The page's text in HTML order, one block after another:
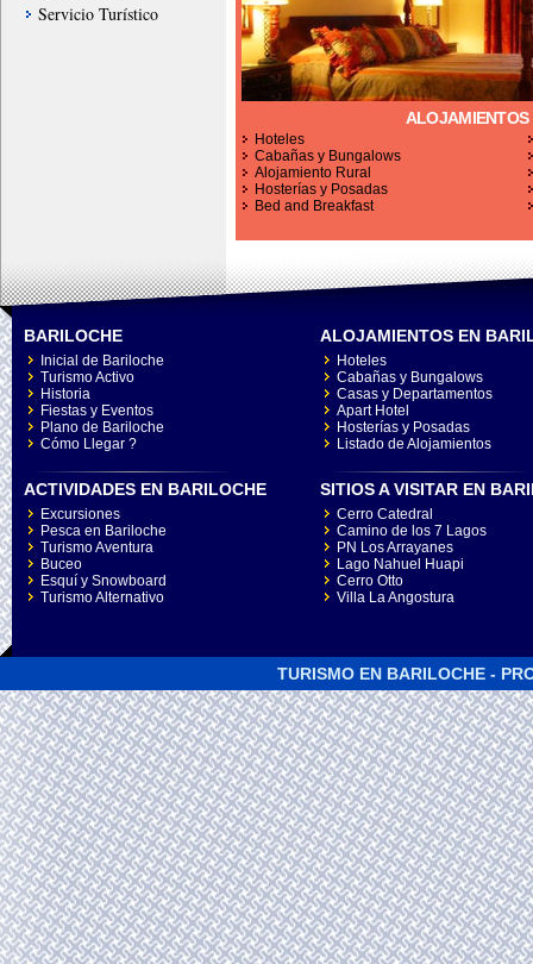
Servicio Turístico
Hoteles
Cabañas y Bungalows
Alojamiento Rural
Hosterías y Posadas
Bed and Breakfast
BARILOCHE
Inicial de Bariloche
Turismo Activo
Historia
Fiestas y Eventos
Plano de Bariloche
Cómo Llegar ?
ACTIVIDADES EN BARILOCHE
Excursiones
Pesca en Bariloche
Turismo Aventura
Buceo
Esquí y Snowboard
Turismo Alternativo
ALOJAMIENTOS EN
Hoteles
Cabañas y Bungalows
Casas y Departamentos
Apart Hotel
Hosterías y Posadas
Listado de Alojamientos
SITIOS A VISITAR EN
Cerro Catedral
Camino de los 7 Lagos
PN Los Arrayanes
Lago Nahuel Huapi
Cerro Otto
Villa La Angostura
TURISMO EN BARILOCHE -